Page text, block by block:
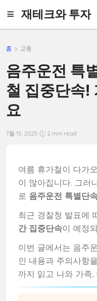
재테크와 투자
홈 교통
음주운전 특
철 집중단속!
요
7월 15, 2025 2 min read
여름 휴가철이 다가
이 많아집니다. 그러
로 음주운전 특별단
최근 경찰청 발표에
간 집중단속이 예정
이번 글에서는 음주
인 내용과 주의사항
까지 읽고 나와 가족